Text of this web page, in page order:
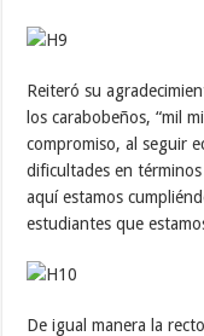
Reiteró su
los carabobeños, “mil
compromiso, al seguir
dificultades en
aquí estamos
estudiantes que
De igual manera la